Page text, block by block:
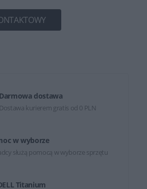
Darmowa dostawa
Dostawa kurierem gratis od 0 PLN
w wyborze
służą pomocą w wyborze sprzętu
Titanium